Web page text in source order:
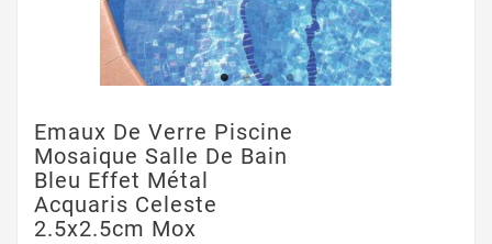
Emaux De Verre Piscine
Mosaique Salle De Bain
Bleu Effet Métal
Acquaris Celeste
2.5x2.5cm Mox